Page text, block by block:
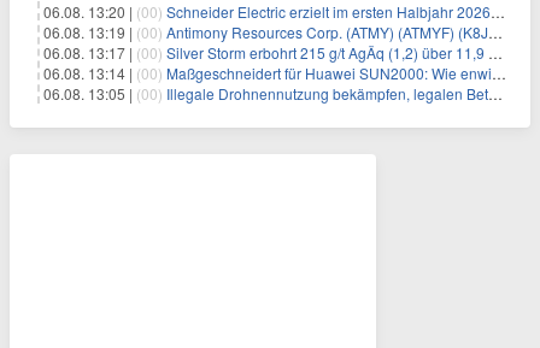
06.08. 13:20 | (00) Schneider Electric erzielt im ersten Halbjahr 2026 starke Fortschritte bei der Umsetzung seiner Nachhaltigkeits-Roadmap Impact 2030
06.08. 13:19 | (00) Antimony Resources Corp. (ATMY) (ATMYF) (K8J0) berichtet über Analyseergebnisse aus den jüngsten Bohrungen in der Main Zone – Bald Hill, einschließlich Gehalten von 13,0 % Antimon (Sb) über 0,65 Meter (m) in BH-26-16 in einer Zone mit 3,29 % Sb über 3,05
06.08. 13:17 | (00) Silver Storm erbohrt 215 g/t AgÄq (1,2) über 11,9 m und 200 g/t AgÄq über 15,4 m in der Zone Rosarios
06.08. 13:14 | (00) Maßgeschneidert für Huawei SUN2000: Wie enwitec mit dem SolarConnect SUN 2000 Gewerbe-Installationen beschleunigt
06.08. 13:05 | (00) Illegale Drohnennutzung bekämpfen, legalen Betrieb ermöglichen